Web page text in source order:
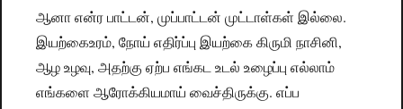
ஆனா என்ர பாட்டன், முப்பாட்டன் முட்டாள்கள் இல்லை.
இயற்கைஉரம், நோய் எதிர்ப்பு இயற்கை கிருமி நாசினி,
ஆழ உழவு, அதற்கு ஏற்ப எங்கட உடல் உழைப்பு எல்லாம்
எங்களை ஆரோக்கியமாய் வைச்திருக்கு. எப்ப